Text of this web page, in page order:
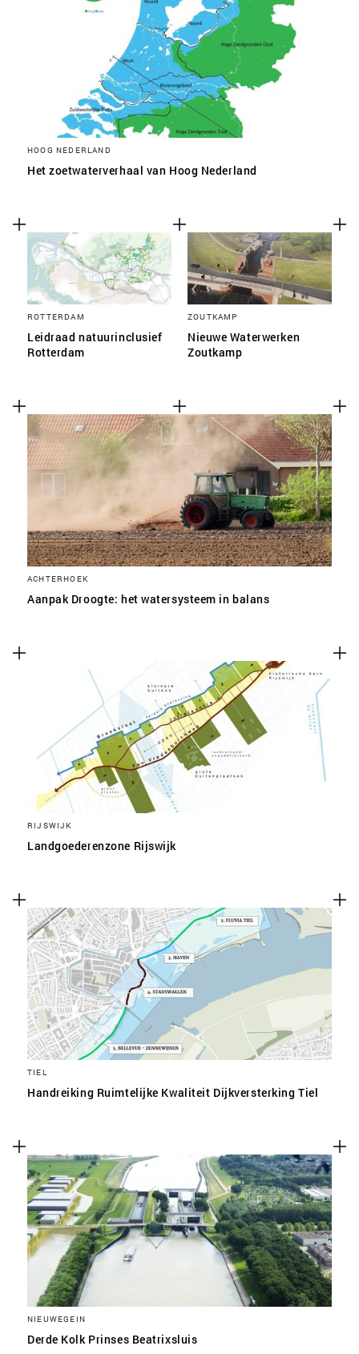
HOOG NEDERLAND
Het zoetwaterverhaal van Hoog Nederland
ROTTERDAM
Leidraad natuurinclusief
Rotterdam
ZOUTKAMP
Nieuwe Waterwerken
Zoutkamp
ACHTERHOEK
Aanpak Droogte: het watersysteem in balans
RIJSWIJK
Landgoederenzone Rijswijk
TIEL
Handreiking Ruimtelijke Kwaliteit Dijkversterking Tiel
NIEUWEGEIN
Derde Kolk Prinses Beatrixsluis